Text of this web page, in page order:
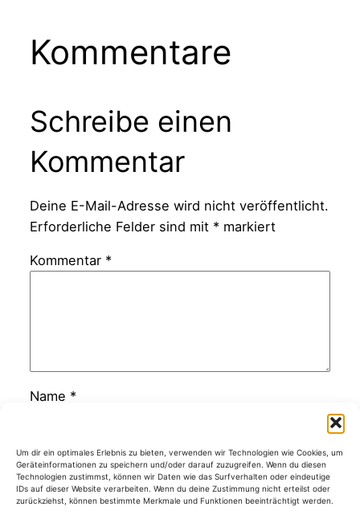
Um dir ein optimales Erlebnis zu bieten, verwenden wir Technologien wie Cookies, um
Geräteinformationen zu speichern und/oder darauf zuzugreifen. Wenn du diesen
Technologien zustimmst, können wir Daten wie das Surfverhalten oder eindeutige
IDs auf dieser Website verarbeiten. Wenn du deine Zustimmung nicht erteilst oder
zurückziehst, können bestimmte Merkmale und Funktionen beeinträchtigt werden.
Kommentare
Schreibe einen
Kommentar
Deine E-Mail-Adresse wird nicht veröffentlicht.
Erforderliche Felder sind mit *markiert
Kommentar *
Name *
E-Mail-Adresse*
Website